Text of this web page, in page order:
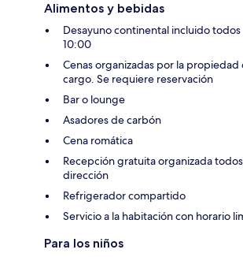
Alimentos y bebidas
Desayuno continental incluido
10:00
Cenas organizadas por la propiedad
cargo. Se requiere reservación
Bar o lounge
Asadores de carbón
Cena romática
Recepción gratuita organizada
dirección
Refrigerador compartido
Servicio a la habitación con horario
Para los niños